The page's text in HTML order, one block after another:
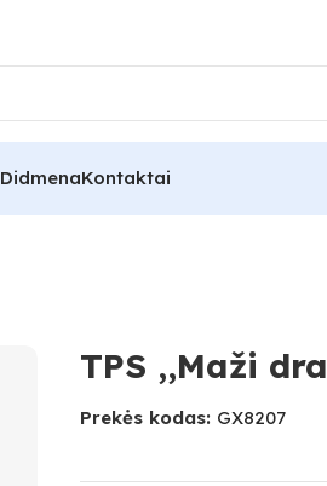
DidmenaKontaktai
TPS ,,Maži
Prekės kodas: GX8207